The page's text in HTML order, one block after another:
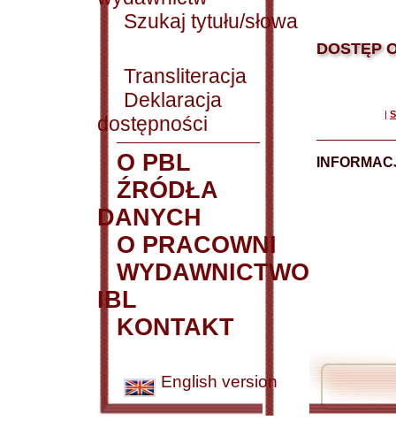
Szukaj tytułu/słowa
Transliteracja
Deklaracja
dostępności
O PBL
ŹRÓDŁA
DANYCH
O PRACOWNI
WYDAWNICTWO
IBL
KONTAKT
English version
DOSTĘP
|